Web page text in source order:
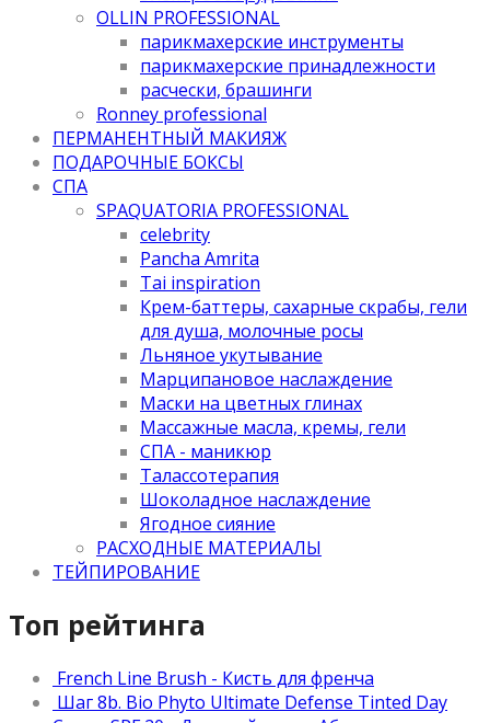
OLLIN PROFESSIONAL
парикмахерские инструменты
парикмахерские принадлежности
расчески, брашинги
Ronney professional
ПЕРМАНЕНТНЫЙ МАКИЯЖ
ПОДАРОЧНЫЕ БОКСЫ
СПА
SPAQUATORIA PROFESSIONAL
celebrity
Pancha Amrita
Tai inspiration
Крем-баттеры, сахарные скрабы, гели
для душа, молочные росы
Льняное укутывание
Марципановое наслаждение
Маски на цветных глинах
Массажные масла, кремы, гели
СПА - маникюр
Талассотерапия
Шоколадное наслаждение
Ягодное сияние
РАСХОДНЫЕ МАТЕРИАЛЫ
ТЕЙПИРОВАНИЕ
Топ рейтинга
French Line Brush - Кисть для френча
Шаг 8b. Bio Phyto Ultimate Defense Tinted Day